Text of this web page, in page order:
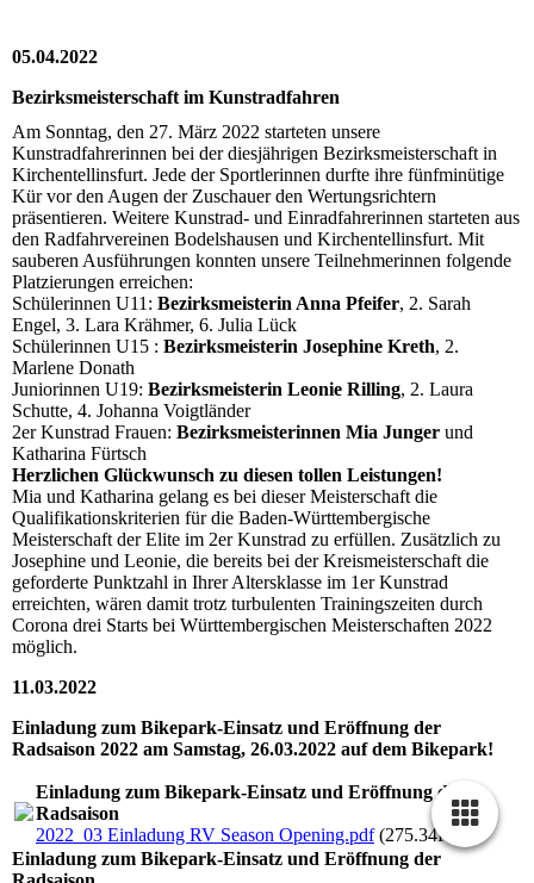
05.04.2022
Bezirksmeisterschaft im Kunstradfahren
Am Sonntag, den 27. März 2022 starteten unsere
Kunstradfahrerinnen bei der diesjährigen Bezirksmeisterschaft in
Kirchentellinsfurt. Jede der Sportlerinnen durfte ihre fünfminütige
Kür vor den Augen der Zuschauer den Wertungsrichtern
präsentieren. Weitere Kunstrad- und Einradfahrerinnen starteten aus
den Radfahrvereinen Bodelshausen und Kirchentellinsfurt. Mit
sauberen Ausführungen konnten unsere Teilnehmerinnen folgende
Platzierungen erreichen:
Schülerinnen U11: Bezirksmeisterin Anna Pfeifer, 2. Sarah
Engel, 3. Lara Krähmer, 6. Julia Lück
Schülerinnen U15 : Bezirksmeisterin Josephine Kreth, 2.
Marlene Donath
Juniorinnen U19: Bezirksmeisterin Leonie Rilling, 2. Laura
Schutte, 4. Johanna Voigtländer
2er Kunstrad Frauen: Bezirksmeisterinnen Mia Junger und
Katharina Fürtsch
Herzlichen Glückwunsch zu diesen tollen Leistungen!
Mia und Katharina gelang es bei dieser Meisterschaft die
Qualifikationskriterien für die Baden-Württembergische
Meisterschaft der Elite im 2er Kunstrad zu erfüllen. Zusätzlich zu
Josephine und Leonie, die bereits bei der Kreismeisterschaft die
geforderte Punktzahl in Ihrer Altersklasse im 1er Kunstrad
erreichten, wären damit trotz turbulenten Trainingszeiten durch
Corona drei Starts bei Württembergischen Meisterschaften 2022
möglich.
11.03.2022
Einladung zum Bikepark-Einsatz und Eröffnung der
Radsaison 2022 am Samstag, 26.03.2022 auf dem Bikepark!
Einladung zum Bikepark-Einsatz und Eröffnung der
Radsaison
2022_03 Einladung RV Season Opening.pdf(275.34KB)
Einladung zum Bikepark-Einsatz und Eröffnung der